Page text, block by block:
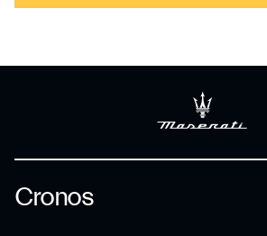
Cronos